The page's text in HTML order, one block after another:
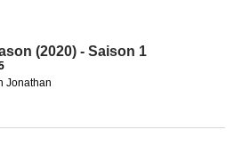
(2020) - Saison 1
Jonathan